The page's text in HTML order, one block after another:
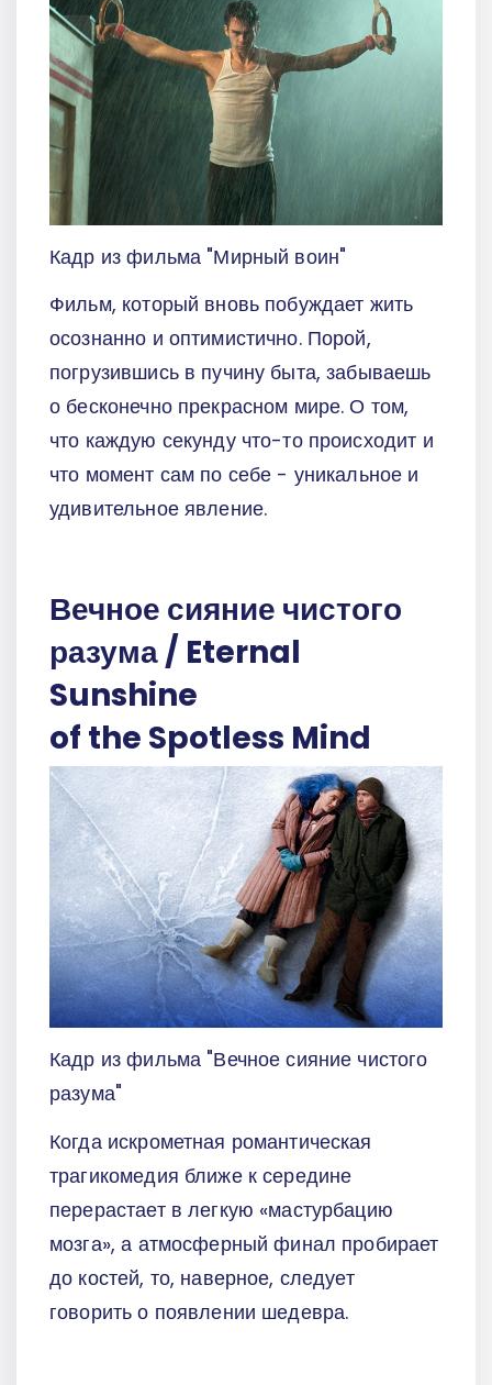
Кадр из фильма "Мирный воин"
Фильм, который вновь побуждает жить
осознанно и оптимистично. Порой,
погрузившись в пучину быта, забываешь
о бесконечно прекрасном мире. О том,
что каждую секунду что-то происходит и
что момент сам по себе - уникальное и
удивительное явление.
Вечное сияние чистого
разума / Eternal
Sunshine
of the Spotless Mind
Кадр из фильма "Вечное сияние чистого
разума"
Когда искрометная романтическая
трагикомедия ближе к середине
перерастает в легкую «мастурбацию
мозга», а атмосферный финал пробирает
до костей, то, наверное, следует
говорить о появлении шедевра.